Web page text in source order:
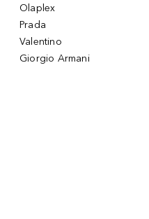
Olaplex
Prada
Valentino
Giorgio Armani